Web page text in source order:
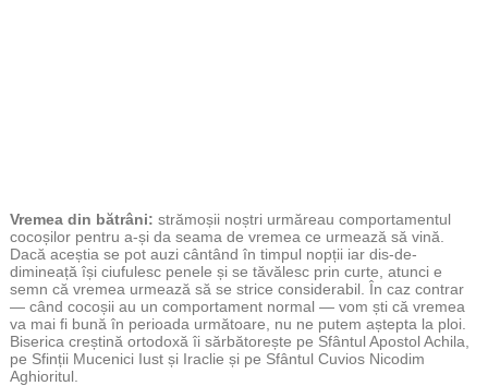
Vremea din bătrâni: strămoșii noștri urmăreau comportamentul
cocoșilor pentru a-și da seama de vremea ce urmează să vină.
Dacă aceștia se pot auzi cântând în timpul nopții iar dis-de-
dimineață își ciufulesc penele și se tăvălesc prin curte, atunci e
semn că vremea urmează să se strice considerabil. În caz contrar
— când cocoșii au un comportament normal — vom ști că vremea
va mai fi bună în perioada următoare, nu ne putem aștepta la ploi.
Biserica creștină ortodoxă îi sărbătorește pe Sfântul Apostol Achila,
pe Sfinții Mucenici Iust și Iraclie și pe Sfântul Cuvios Nicodim
Aghioritul.